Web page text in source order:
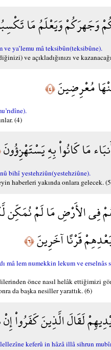
وَجَهرَكُمْ وَيَعْلَمُ مَا
ya’lemu mâ teksibûn(teksibûne).
ve açıkladığınızı ve
مُعْرِضِينَ﴿٤﴾
(4)
مَا كَانُواْ بِهِ يَسْتَهْزِؤُونَ
bihî yestehziûn(yestehziûne).
haberleri yakında onlara gelecek.
فِي الأَرْضِ مَا لَمْ نُمَكِّن
قَرْنًا آخَرِينَ﴿٦﴾
lem numekkin lekum ve erselnâs
önce nasıl helâk ettiğimizi
da başka nesiller yarattık. (6)
لَقَالَ الَّذِينَ كَفَرُواْ
keferû in hâzâ illâ sihrun